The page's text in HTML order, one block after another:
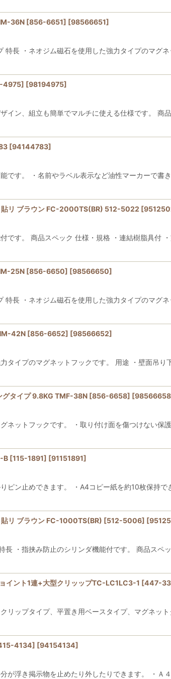
36N [856-6651] [98566651]
特長 ・ネオジム磁石を使用した強力タイプのマグ
4975] [98194975]
イン、組立も簡単でマルチに使える仕様です。
[94144783]
です。 ・名前やラベル表示など油性マーカーで
貼リ ブラウン FC-2000TS(BR) 512-5022 [
です。 商品スペック 仕様・規格 ・連結樹脂具付
25N [856-6650] [98566650]
特長 ・ネオジム磁石を使用した強力タイプのマグ
42N [856-6652] [98566652]
タイプのマグネットフックです。 用途 ・壁面吊
グタイプ 9.8KG TMF-38N [856-6658] [98566658
ネットフックです。 ・取り付け面を傷つけない
B [115-1891] [91151891]
ピン止めできます。 ・A4コピー紙を約10枚保持
貼リ ブラウン FC-1000TS(BR) [512-5006] [
長 ・指挟み防止のシリンダ機能付です。 商品ス
イント1連+大型クリッップTC-LC1LC3-1 [447-
リップタイプ、平置き用ベースタイプ、マグネッ
4134] [94154134]
が浮き掲示物を止めたり外したりできます。 ・